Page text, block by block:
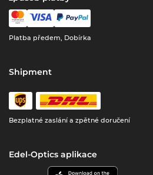
Platba předem, Dobírka
Shipment
Bezplatné zaslání a zpětné doručení
Edel-Optics aplikace